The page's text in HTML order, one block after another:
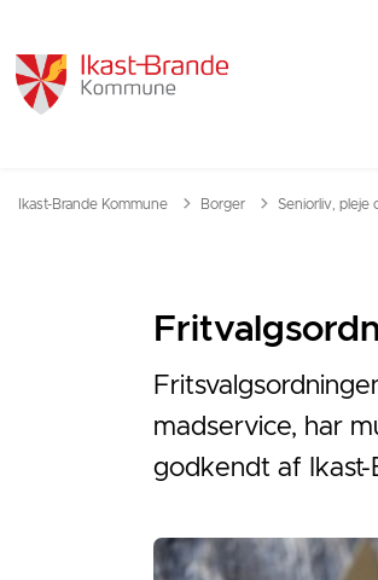
Ikast-Brande Kommune Borger Seniorliv, pleje
madservice, har
godkendt af Ikast-